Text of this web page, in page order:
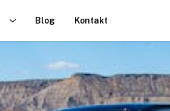
Blog Kontakt